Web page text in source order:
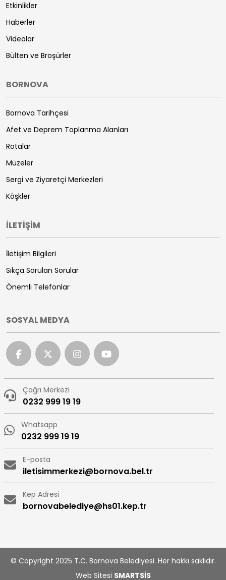
Etkinlikler
Haberler
Videolar
Bülten ve Broşürler
BORNOVA
Bornova Tarihçesi
Afet ve Deprem Toplanma Alanları
Rotalar
Müzeler
Sergi ve Ziyaretçi Merkezleri
Köşkler
İLETİŞİM
İletişim Bilgileri
Sıkça Sorulan Sorular
Önemli Telefonlar
SOSYAL MEDYA
Çağrı Merkezi
0232 999 19 19
Whatsapp
0232 999 19 19
E-posta
iletisimmerkezi@bornova.bel.tr
Kep Adresi
bornovabelediye@hs01.kep.tr
© Copyright 2025 T.C. Bornova Belediyesi. Her hakkı saklıdır.
Web Sitesi SMARTSİS